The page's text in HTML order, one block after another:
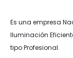
Es una empresa
Iluminación
tipo Profesional.